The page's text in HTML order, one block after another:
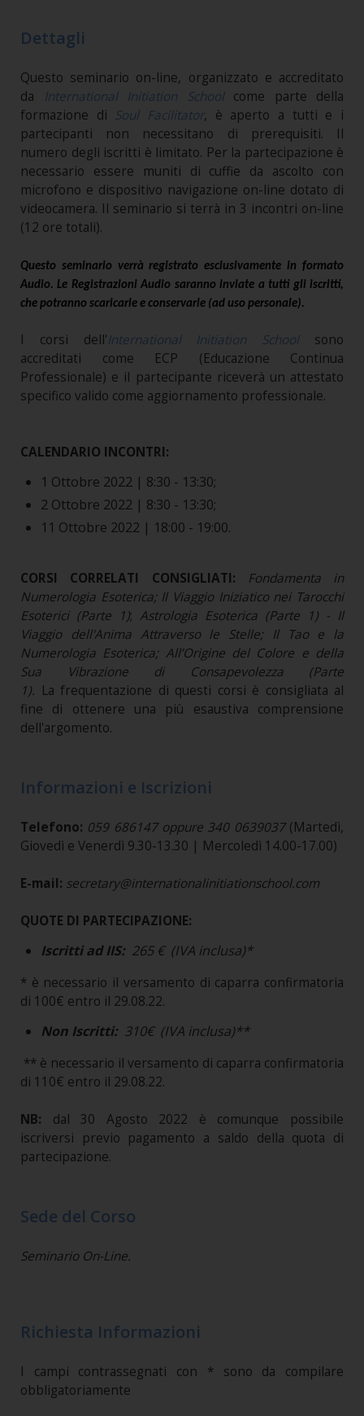
Dettagli
Questo seminario on-line, organizzato e accreditato
da
International Initiation Schoolcome parte della
formazione di Soul Facilitator, è aperto a tutti e i
partecipanti non necessitano di prerequisiti. Il
numero degli iscritti è limitato. Per la partecipazione è
necessario essere muniti di cuffie da ascolto con
microfono e dispositivo navigazione on-line dotato di
videocamera. Il seminario si terrà in 3 incontri on-line
(12 ore totali).
Questo seminario verrà registrato esclusivamente in formato
Audio. Le Registrazioni Audio saranno inviate a tutti gli iscritti,
che potranno scaricarle e conservarle (ad uso personale).
I corsi dell'International Initiation Schoolsono
accreditati come ECP (Educazione Continua
Professionale) e il partecipante riceverà un attestato
specifico valido come aggiornamento professionale.
CALENDARIO INCONTRI:
1 Ottobre 2022 | 8:30 - 13:30;
2 Ottobre 2022 | 8:30 - 13:30;
11 Ottobre 2022 | 18:00 - 19:00.
CORSI CORRELATI CONSIGLIATI:
Fondamenta in
Numerologia Esoterica; Il Viaggio Iniziatico nei Tarocchi
Esoterici (Parte 1); Astrologia Esoterica (Parte 1) - Il
Viaggio dell'Anima Attraverso le Stelle; Il Tao e la
Numerologia Esoterica; All’Origine del Colore e della
Sua Vibrazione di Consapevolezza (Parte
1). La frequentazione di questi corsi è consigliata al
fine di ottenere una più esaustiva comprensione
dell'argomento.
Informazioni e Iscrizioni
Telefono: 059 686147 oppure 340 0639037(Martedì,
Giovedì e Venerdì 9.30-13.30 | Mercoledì 14.00-17.00)
E-mail: secretary@internationalinitiationschool.com
QUOTE DI PARTECIPAZIONE:
Iscritti ad IIS: 265 € (IVA inclusa)*
* è necessario il versamento di caparra confirmatoria
di 100€ entro il 29.08.22.
Non Iscritti: 310€ (IVA inclusa)**
** è necessario il versamento di caparra confirmatoria
di 110€ entro il 29.08.22.
NB: dal 30 Agosto 2022 è comunque possibile
iscriversi previo pagamento a saldo della quota di
partecipazione.
Sede del Corso
Seminario On-Line.
Richiesta Informazioni
I campi contrassegnati con * sono da compilare
obbligatoriamente